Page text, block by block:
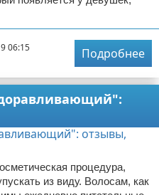
06:15
Подробнее
процедура,
из виду. Волосам, как